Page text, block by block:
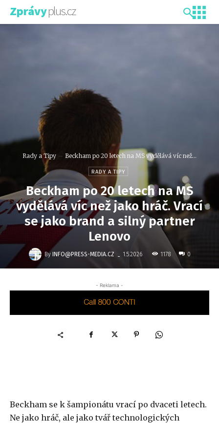
Zprávyplus.cz
Rady a Tipy Beckham po 20 letech na MS vydělává víc než...
RADY A TIPY
Beckham po 20 letech na MS
vydělává víc než jako hráč. Vrací
se jako brand a silný partner
Lenovo
By INFO@PRESS-MEDIA.CZ - 1.5.2026 1178 0
- Reklama -
Beckham se k šampionátu vrací po dvaceti letech.
Ne jako hráč, ale jako tvář technologických